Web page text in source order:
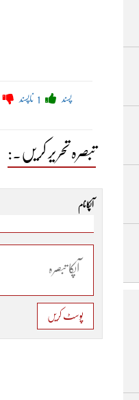
پسند ناپسند
تبصرہ تحریر کریں۔:
آپکا نام
پوسٹ کریں